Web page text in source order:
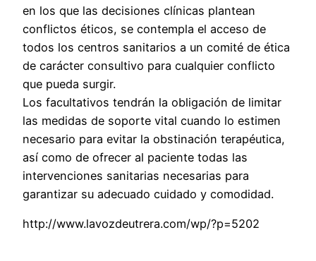
en los que las decisiones clínicas plantean
conflictos éticos, se contempla el acceso de
todos los centros sanitarios a un comité de ética
de carácter consultivo para cualquier conflicto
que pueda surgir.
Los facultativos tendrán la obligación de limitar
las medidas de soporte vital cuando lo estimen
necesario para evitar la obstinación terapéutica,
así como de ofrecer al paciente todas las
intervenciones sanitarias necesarias para
garantizar su adecuado cuidado y comodidad.
http://www.lavozdeutrera.com/wp/?p=5202